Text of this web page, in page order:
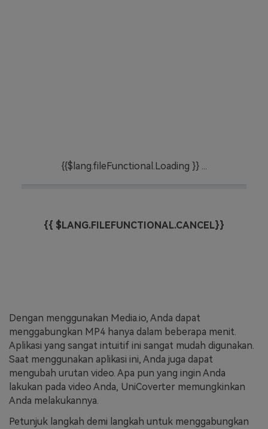
{{$lang.fileFunctional.Loading }} ...
{{ $LANG.FILEFUNCTIONAL.CANCEL}}
Dengan menggunakan Media.io, Anda dapat
menggabungkan MP4 hanya dalam beberapa menit.
Aplikasi yang sangat intuitif ini sangat mudah digunakan.
Saat menggunakan aplikasi ini, Anda juga dapat
mengubah urutan video. Apa pun yang ingin Anda
lakukan pada video Anda, UniCoverter memungkinkan
Anda melakukannya.
Petunjuk langkah demi langkah untuk menggabungkan